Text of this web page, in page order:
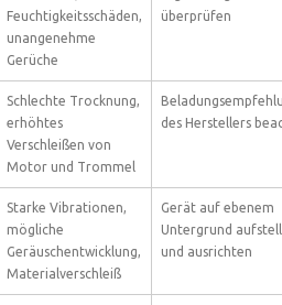
Feuchtigkeitsschäden,
unangenehme
Gerüche
überprüfen
Schlechte Trocknung,
erhöhtes
Verschleißen von
Motor und Trommel
des Herstellers
Starke Vibrationen,
mögliche
Geräuschentwicklung,
Materialverschleiß
Gerät auf ebenem
Untergrund
und ausrichten